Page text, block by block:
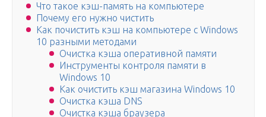
Что такое кэш-память на компьютере
Почему его нужно чистить
Как почистить кэш на компьютере с Windows
10 разными методами
Очистка кэша оперативной памяти
Инструменты контроля памяти в
Windows 10
Как очистить кэш магазина Windows 10
Очистка кэша DNS
Очистка кэша браузера